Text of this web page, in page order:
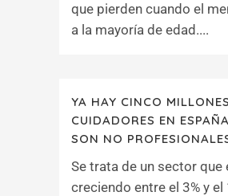
que pierden cuando el
a la mayoría de edad....
YA HAY CINCO
CUIDADORES EN
SON NO
Se trata de un sector que
creciendo entre el 3% y el